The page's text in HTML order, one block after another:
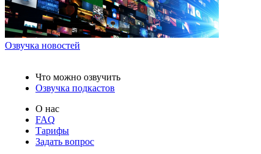
Озвучка новостей
Что можно озвучить
Озвучка подкастов
О нас
FAQ
Тарифы
Задать вопрос